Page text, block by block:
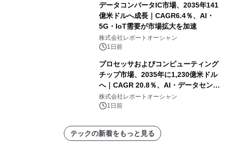
データコンバータIC市場、2035年141
億米ドルへ成長｜CAGR6.4％、AI・
5G・IoT需要が市場拡大を加速
株式会社レポートオーシャン
1日前
プロセッサおよびコンピューティング
チップ市場、2035年に1,230億米ドル
へ｜CAGR 20.8％、AI・データセンタ
ー需要が成長を牽引
株式会社レポートオーシャン
1日前
テックの新着をもっと見る